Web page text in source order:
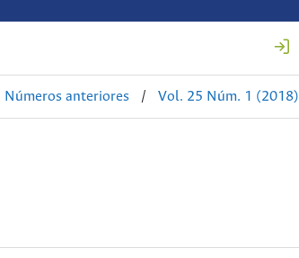
Números anteriores / Vol. 25 Núm. 1 (2018)